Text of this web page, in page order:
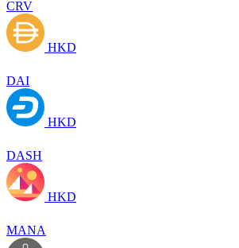
CRV
HKD
DAI
HKD
DASH
HKD
MANA